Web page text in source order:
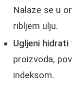
Nalaze se u
ribljem ulju.
Ugljeni hidrati
proizvoda,
indeksom.